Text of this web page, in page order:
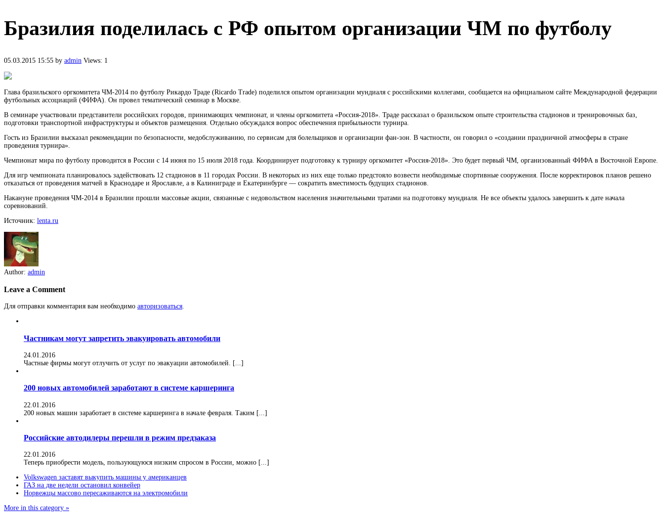
Бразилия поделилась с РФ опытом организации ЧМ по футболу
05.03.2015 15:55 by admin Views: 1
Глава бразильского оргкомитета ЧМ-2014 по футболу Рикардо Траде (Ricardo Trade) поделился опытом организации мундиаля с российскими коллегами, сообщается на официальном сайте Международной федерации
футбольных ассоциаций (ФИФА). Он провел тематический семинар в Москве.
В семинаре участвовали представители российских городов, принимающих чемпионат, и члены оргкомитета «Россия-2018». Траде рассказал о бразильском опыте строительства стадионов и тренировочных баз,
подготовки транспортной инфраструктуры и объектов размещения. Отдельно обсуждался вопрос обеспечения прибыльности турнира.
Гость из Бразилии высказал рекомендации по безопасности, медобслуживанию, по сервисам для болельщиков и организации фан-зон. В частности, он говорил о «создании праздничной атмосферы в стране
проведения турнира».
Чемпионат мира по футболу проводится в России с 14 июня по 15 июля 2018 года. Координирует подготовку к турниру оргкомитет «Россия-2018». Это будет первый ЧМ, организованный ФИФА в Восточной Европе.
Для игр чемпионата планировалось задействовать 12 стадионов в 11 городах России. В некоторых из них еще только предстояло возвести необходимые спортивные сооружения. После корректировок планов решено
отказаться от проведения матчей в Краснодаре и Ярославле, а в Калиниграде и Екатеринбурге — сократить вместимость будущих стадионов.
Накануне проведения ЧМ-2014 в Бразилии прошли массовые акции, связанные с недовольством населения значительными тратами на подготовку мундиаля. Не все объекты удалось завершить к дате начала
соревнований.
Источник: lenta.ru
Author: admin
Leave a Comment
Для отправки комментария вам необходимо авторизоваться.
Частникам могут запретить эвакуировать автомобили
24.01.2016
Частные фирмы могут отлучить от услуг по эвакуации автомобилей. [...]
200 новых автомобилей заработают в системе каршеринга
22.01.2016
200 новых машин заработает в системе каршеринга в начале февраля. Таким [...]
Российские автодилеры перешли в режим предзаказа
22.01.2016
Теперь приобрести модель, пользующуюся низким спросом в России, можно [...]
Volkswagen заставят выкупить машины у американцев
ГАЗ на две недели остановил конвейер
Норвежцы массово пересаживаются на электромобили
More in this category »